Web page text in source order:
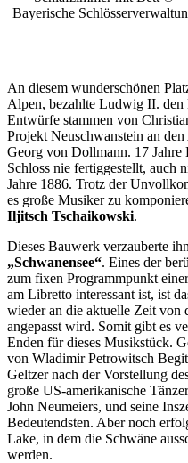
Bayerische
An diesem wunderschönen
Alpen, bezahlte Ludwig II. den
Entwürfe stammen von
Projekt Neuschwanstein an
Georg von Dollmann. 17 Jahre
Schloss nie fertiggestellt, auch
Jahre 1886. Trotz der
es große Musiker zu
Iljitsch Tschaikowski.
Dieses Bauwerk verzauberte
„Schwanensee“. Eines der
zum fixen Programmpunkt
am Libretto interessant ist, ist
wieder an die aktuelle Zeit von
angepasst wird. Somit gibt es
Enden für dieses Musikstück.
von Wladimir Petrowitsch
Geltzer nach der Vorstellung
große US-amerikanische
John Neumeiers, und seine
Bedeutendsten. Aber noch
Lake, in dem die Schwäne
werden.